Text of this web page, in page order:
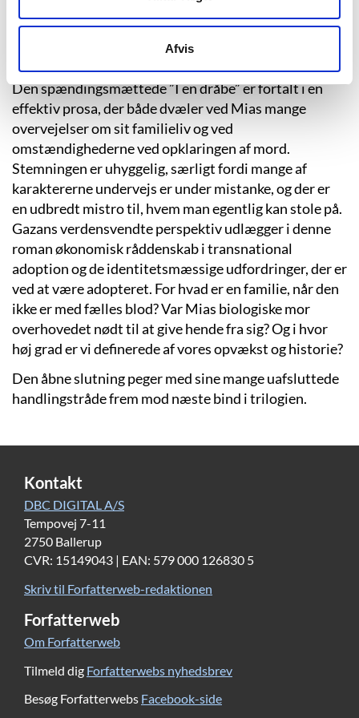
Afvis
politirutiner i opklaringsarbejdet. I løbet af Mias
der er en ret nørdet indføring i retsbotanik.
Den spændingsmættede ”I en dråbe” er fortalt i en
effektiv prosa, der både dvæler ved Mias mange
overvejelser om sit familieliv og ved
omstændighederne ved opklaringen af mord.
Stemningen er uhyggelig, særligt fordi mange af
karaktererne undervejs er under mistanke, og der er
en udbredt mistro til, hvem man egentlig kan stole på.
Gazans verdensvendte perspektiv udlægger i denne
roman økonomisk råddenskab i transnational
adoption og de identitetsmæssige udfordringer, der er
ved at være adopteret. For hvad er en familie, når den
ikke er med fælles blod? Var Mias biologiske mor
overhovedet nødt til at give hende fra sig? Og i hvor
høj grad er vi definerede af vores opvækst og historie?
Den åbne slutning peger med sine mange uafsluttede
handlingstråde frem mod næste bind i trilogien.
Kontakt
DBC DIGITAL A/S
Tempovej 7-11
2750 Ballerup
CVR: 15149043 | EAN: 579 000 126830 5
Skriv til Forfatterweb-redaktionen
Forfatterweb
Om Forfatterweb
Tilmeld dig Forfatterwebs nyhedsbrev
Besøg Forfatterwebs Facebook-side